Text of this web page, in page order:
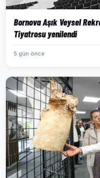
Bornova Aşık Veysel
Tiyatrosu yenilendi
5 gün önce